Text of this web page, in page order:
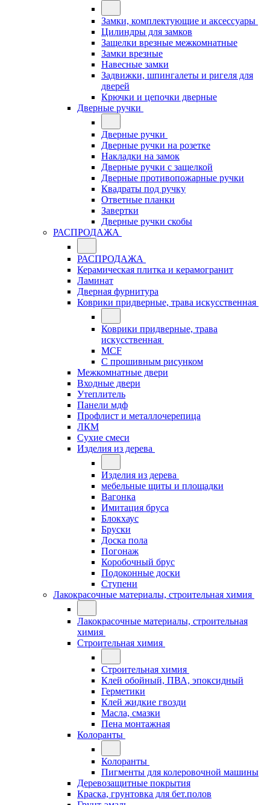
Замки, комплектующие и аксессуары
Цилиндры для замков
Защелки врезные межкомнатные
Замки врезные
Навесные замки
Задвижки, шпингалеты и ригеля для
дверей
Крючки и цепочки дверные
Дверные ручки
Дверные ручки
Дверные ручки на розетке
Накладки на замок
Дверные ручки с защелкой
Дверные противопожарные ручки
Квадраты под ручку
Ответные планки
Завертки
Дверные ручки скобы
РАСПРОДАЖА
РАСПРОДАЖА
Керамическая плитка и керамогранит
Ламинат
Дверная фурнитура
Коврики придверные, трава искусственная
Коврики придверные, трава
искусственная
MCF
С прошивным рисунком
Межкомнатные двери
Входные двери
Утеплитель
Панели мдф
Профлист и металлочерепица
ЛКМ
Сухие смеси
Изделия из дерева
Изделия из дерева
мебельные щиты и площадки
Вагонка
Имитация бруса
Блокхаус
Бруски
Доска пола
Погонаж
Коробочный брус
Подоконные доски
Ступени
Лакокрасочные материалы, строительная химия
Лакокрасочные материалы, строительная
химия
Строительная химия
Строительная химия
Клей обойный, ПВА, эпоксидный
Герметики
Клей жидкие гвозди
Масла, смазки
Пена монтажная
Колоранты
Колоранты
Пигменты для колеровочной машины
Деревозащитные покрытия
Краска, грунтовка для бет.полов